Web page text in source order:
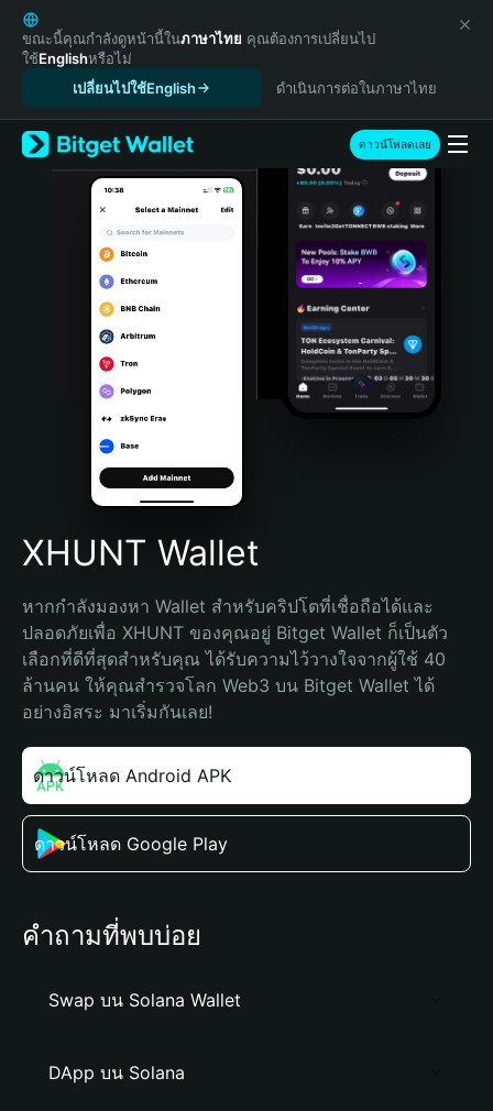
English
日本語
Tiếng Việt
Español (Latinoamérica)
Türkçe
Italiano
Português (Portugal)
Bahasa Indonesia
Português (Brasil)
Español (Argentina)
ขณะนี้คุณกำลังดูหน้านี้ในภาษาไทย คุณต้องการเปลี่ยนไป
ใช้Englishหรือไม่
เปลี่ยนไปใช้English
ดำเนินการต่อในภาษาไทย
ดาวน์โหลดเลย
XHUNT Wallet
หากกำลังมองหา Wallet สำหรับคริปโตที่เชื่อถือได้และ
ปลอดภัยเพื่อ XHUNT ของคุณอยู่ Bitget Wallet ก็เป็นตัว
เลือกที่ดีที่สุดสำหรับคุณ ได้รับความไว้วางใจจากผู้ใช้ 40
ล้านคน ให้คุณสำรวจโลก Web3 บน Bitget Wallet ได้
อย่างอิสระ มาเริ่มกันเลย!
ดาวน์โหลด Android APK
ดาวน์โหลด Google Play
คำถามที่พบบ่อย
Swap บน Solana Wallet
DApp บน Solana